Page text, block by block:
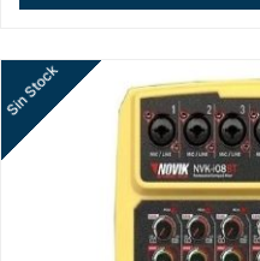
Sin Stock